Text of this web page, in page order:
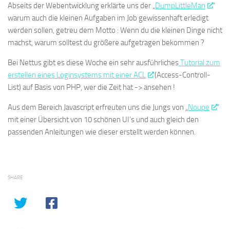
Abseits der Webentwicklung erklärte uns der „DumpLittleMan
“
warum auch die kleinen Aufgaben im Job gewissenhaft erledigt
werden sollen, getreu dem Motto : Wenn du die kleinen Dinge nicht
machst, warum solltest du größere aufgetragen bekommen ?
Bei Nettus gibt es diese Woche ein sehr ausführlichesTutorial zum
erstellen eines Loginsystems mit einer ACL
(Access-Controll-
List) auf Basis von PHP, wer die Zeit hat -> ansehen !
Aus dem Bereich Javascript erfreuten uns die Jungs von „Noupe
“
mit einer Übersicht von 10 schönen UI’s und auch gleich den
passenden Anleitungen wie dieser erstellt werden können.
SHARE